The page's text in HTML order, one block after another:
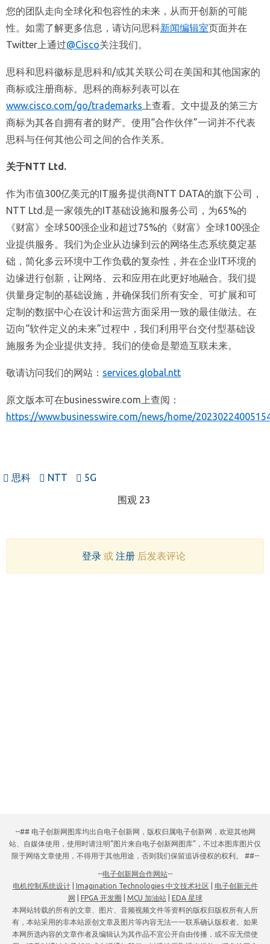
您的团队走向全球化和包容性的未来，从而开创新的可能
性。如需了解更多信息，请访问思科新闻编辑室页面并在
Twitter上通过@Cisco关注我们。
思科和思科徽标是思科和/或其关联公司在美国和其他国家的
商标或注册商标。思科的商标列表可以在
www.cisco.com/go/trademarks 上查看。文中提及的第三方
商标为其各自拥有者的财产。使用“合作伙伴”一词并不代表
思科与任何其他公司之间的合作关系。
关于NTT Ltd.
作为市值300亿美元的IT服务提供商NTT DATA的旗下公司，
NTT Ltd.是一家领先的IT基础设施和服务公司，为65%的
《财富》全球500强企业和超过75%的《财富》全球100强企
业提供服务。我们为企业从边缘到云的网络生态系统奠定基
础，简化多云环境中工作负载的复杂性，并在企业IT环境的
边缘进行创新，让网络、云和应用在此更好地融合。我们提
供量身定制的基础设施，并确保我们所有安全、可扩展和可
定制的数据中心在设计和运营方面采用一致的最佳做法。在
迈向“软件定义的未来”过程中，我们利用平台交付型基础设
施服务为企业提供支持。我们的使命是塑造互联未来。
敬请访问我们的网站： services.global.ntt
原文版本可在businesswire.com上查阅：
https://www.businesswire.com/news/home/
思科 NTT 5G
围观 23
登录或 注册后发表评论
--## 电子创新网图库均出自电子创新网，版权归属电子创新网，欢迎其他网
站、自媒体使用，使用时请注明“图片来自电子创新网图库”，不过本图库图片仅
限于网络文章使用，不得用于其他用途，否则我们保留追诉侵权的权利。 ##--
--电子创新网合作网站--
电机控制系统设计| Imagination Technologies 中文技术社区
电子创新元件
网
FPGA 开发圈 MCU 加油站| EDA 星球
本网站转载的所有的文章、图片、音频视频文件等资料的版权归版权所有人所
有，本站采用的非本站原创文章及图片等内容无法一一联系确认版权者。如果
本网所选内容的文章作者及编辑认为其作品不宜公开自由传播，或不应无偿使